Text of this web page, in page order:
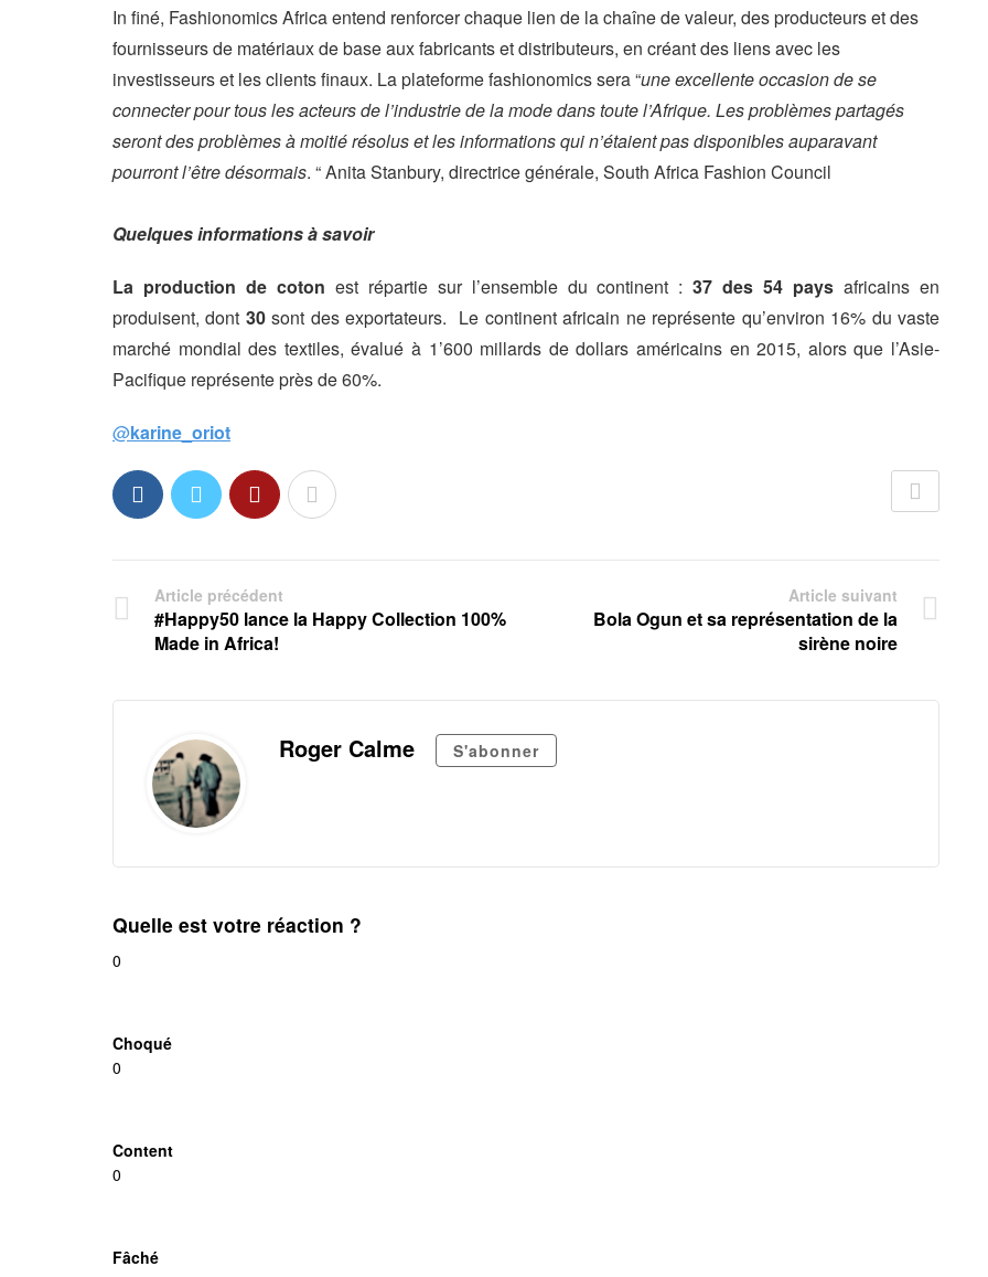
In finé, Fashionomics Africa entend renforcer chaque lien de la chaîne de valeur, des producteurs et des
fournisseurs de matériaux de base aux fabricants et distributeurs, en créant des liens avec les
investisseurs et les clients finaux. La plateforme fashionomics sera “une excellente occasion de se
connecter pour tous les acteurs de l’industrie de la mode dans toute l’Afrique. Les problèmes partagés
seront des problèmes à moitié résolus et les informations qui n’étaient pas disponibles auparavant
pourront l’être désormais. “ Anita Stanbury, directrice générale, South Africa Fashion Council
Quelques informations à savoir
La production de coton est répartie sur l’ensemble du continent :37 des 54 pays africains en
produisent, dont 30sont des exportateurs. Le continent africain ne représente qu’environ 16% du vaste
marché mondial des textiles, évalué à 1’600 millards de dollars américains en 2015, alors que l’Asie-
Pacifique représente près de 60%.
@karine_oriot
Article précédent
#Happy50 lance la Happy Collection 100%
Made in Africa!
Article suivant
Bola Ogun et sa représentation de la
sirène noire
Roger Calme S'abonner
Quelle est votre réaction ?
0
Choqué
0
Content
0
Fâché